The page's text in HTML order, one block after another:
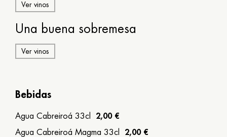
Ver vinos
Una buena sobremesa
Ver vinos
Bebidas
Agua Cabreiroá 33cl
2,00 €
Agua Cabreiroá Magma 33cl
2,00 €